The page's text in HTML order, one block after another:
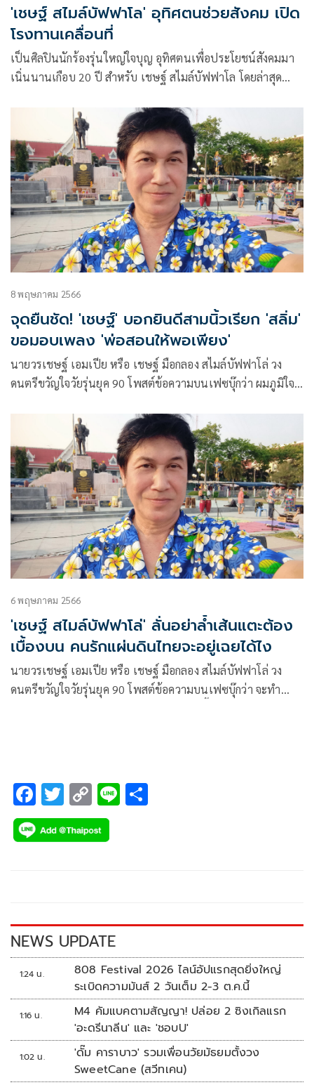
'เชษฐ์ สไมล์บัฟฟาโล' อุทิศตนช่วยสังคม เปิด
โรงทานเคลื่อนที่
เป็นศิลปินนักร้องรุ่นใหญ่ใจบุญ อุทิศตนเพื่อประโยชน์สังคมมา
เนิ่นนานเกือบ 20 ปี สำหรับ เชษฐ์ สไมล์บัฟฟาโล โดยล่าสุดนำ
เปิดโรงทานเคลื่อนที่ สาขา 2 จังหวัด ชลบุรี ณ.ศูนย์คนจนต้อง
ดิ้นรนเรื่อยไป พร้อมเสริมความสุข ด้วยเสียงเพลงให้แก่น้องๆ
และผู้ยากไร้ในศูนย์ สร้างร้อยยิ้ม ความประทับใจทั้งผู้ให้และผู้รับ
8 พฤษภาคม 2566
จุดยืนชัด! 'เชษฐ์' บอกยินดีสามนิ้วเรียก 'สลิ่ม'
ขอมอบเพลง 'พ่อสอนให้พอเพียง'
นายวรเชษฐ์ เอมเปีย หรือ เชษฐ์ มือกลอง สไมล์บัฟฟาโล่ วง
ดนตรีขวัญใจวัยรุ่นยุค 90 โพสต์ข้อความบนเฟซบุ๊กว่า ผมภูมิใจ
6 พฤษภาคม 2566
'เชษฐ์ สไมล์บัฟฟาโล่' ลั่นอย่าล้ำเส้นแตะต้อง
เบื้องบน คนรักแผ่นดินไทยจะอยู่เฉยได้ไง
นายวรเชษฐ์ เอมเปีย หรือ เชษฐ์ มือกลอง สไมล์บัฟฟาโล่ วง
ดนตรีขวัญใจวัยรุ่นยุค 90 โพสต์ข้อความบนเฟซบุ๊กว่า จะทำ
F
ac
e
k
T
wi
tt
C
o
p
k
Li
NEWS UPDATE
1:24 น.
808 Festival 2026 ไลน์อัปแรกสุดยิ่งใหญ่
ระเบิดความมันส์ 2 วันเต็ม 2-3 ต.ค.นี้
1:16 น.
M4 คัมแบคตามสัญญา! ปล่อย 2 ซิงเกิลแรก
'อะดรีนาลีน' และ 'ชอบU'
1:02 น.
'ดั๊ม คาราบาว' รวมเพื่อนวัยมัธยมตั้งวง
SweetCane (สวีทเคน)